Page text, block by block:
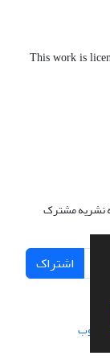
This work is
نشریه مشترک
اشتراک
سیناوب